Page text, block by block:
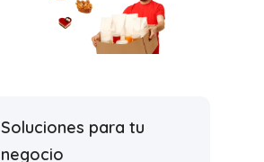
Soluciones para tu
negocio